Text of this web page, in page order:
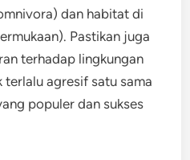
dan habitat di
Pastikan juga
terhadap lingkungan
terlalu agresif satu sama
populer dan sukses